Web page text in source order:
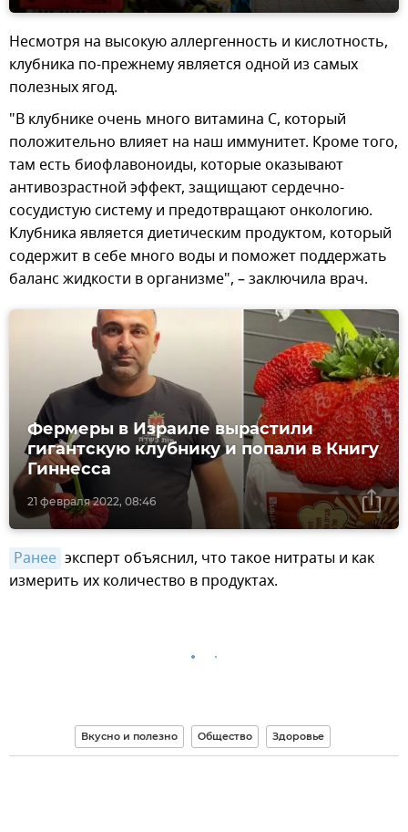
Несмотря на высокую аллергенность и кислотность,
клубника по-прежнему является одной из самых
полезных ягод.
"В клубнике очень много витамина С, который
положительно влияет на наш иммунитет. Кроме того,
там есть биофлавоноиды, которые оказывают
антивозрастной эффект, защищают сердечно-
сосудистую систему и предотвращают онкологию.
Клубника является диетическим продуктом, который
содержит в себе много воды и поможет поддержать
баланс жидкости в организме", – заключила врач.
21 февраля 2022, 08:46
Фермеры в Израиле вырастили
гигантскую клубнику и попали в Книгу
Гиннесса
Ранее эксперт объяснил, что такое нитраты и как
измерить их количество в продуктах.
Вкусно и полезно Общество Здоровье